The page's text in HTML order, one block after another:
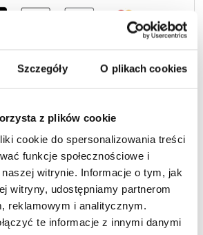
Szczegóły O plikach cookies
z plików cookie
cookie do spersonalizowania treści
funkcje społecznościowe i
witrynie. Informacje o tym, jak
witryny, udostępniamy partnerom
reklamowym i analitycznym.
te informacje z innymi danymi
hurtowni B2B